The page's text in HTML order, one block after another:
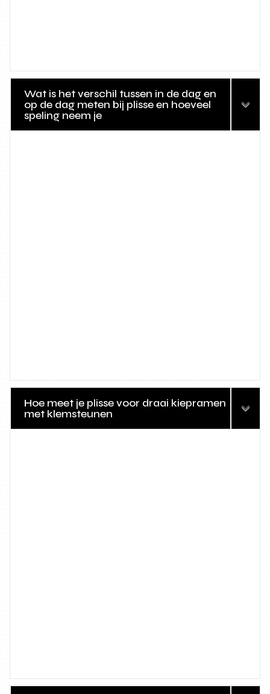
Wat is het verschil tussen in de dag en
op de dag meten bij plisse en hoeveel
speling neem je
Hoe meet je plisse voor draai kiepramen
met klemsteunen